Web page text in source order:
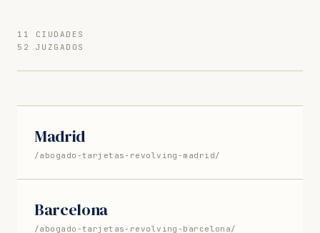
11 CIUDADES
52 JUZGADOS
Madrid
/abogado-tarjetas-revolving-madrid/
Barcelona
/abogado-tarjetas-revolving-barcelona/